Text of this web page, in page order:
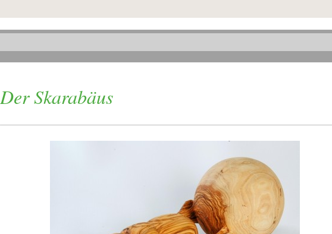
Der Skarabäus